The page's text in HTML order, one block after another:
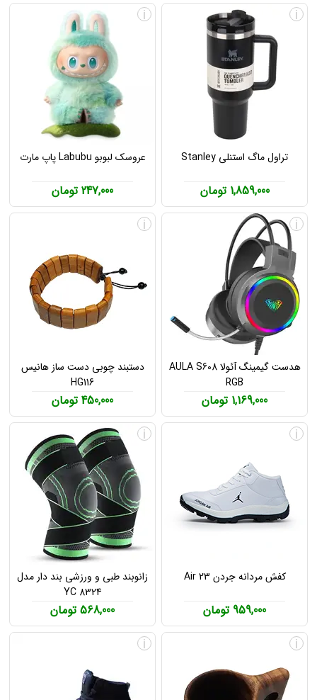
تراول ماگ استنلی Stanley
1,859,000 تومان
i
عروسک لبوبو Labubu پاپ مارت
247,000 تومان
i
هدست گیمینگ آئولا AULA S608
RGB
1,169,000 تومان
i
دستبند چوبی دست ساز هانیس
HG116
450,000 تومان
i
کفش مردانه جردن Air 23
959,000 تومان
i
زانوبند طبی و ورزشی بند دار مدل
YC 8324
568,000 تومان
i
i
i